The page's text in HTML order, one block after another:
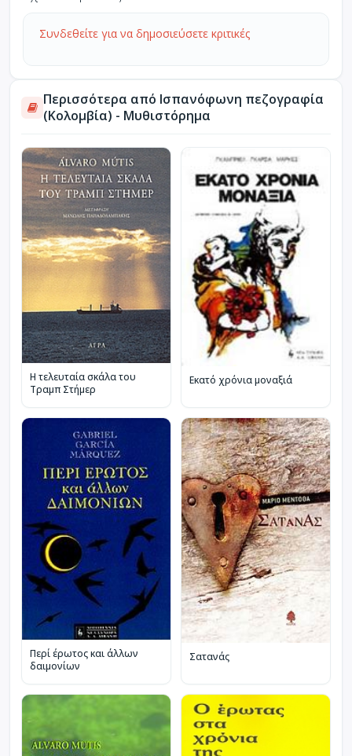
Συνδεθείτε για να δημοσιεύσετε κριτικές
Περισσότερα από Ισπανόφωνη πεζογραφία
(Κολομβία) - Μυθιστόρημα
Η τελευταία σκάλα του
Τραμπ Στήμερ
Εκατό χρόνια μοναξιά
Περί έρωτος και άλλων
δαιμονίων
Σατανάς